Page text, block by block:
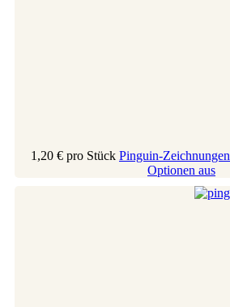
1,20 € pro Stück Pinguin-
Optionen aus